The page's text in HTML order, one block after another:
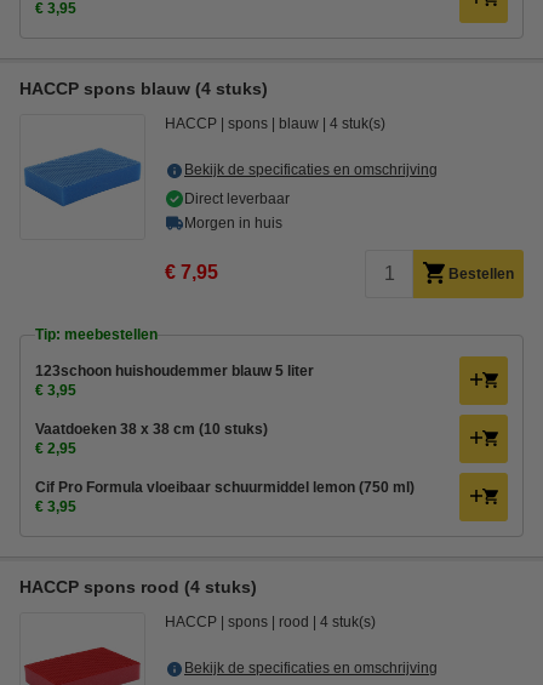
€ 3,95
HACCP spons blauw (4 stuks)
HACCP spons blauw 4 stuk(s)
Bekijk de specificaties en omschrijving
Direct leverbaar
Morgen in huis
€ 7,95 Bestellen
Tip: meebestellen
123schoon huishoudemmer blauw 5 liter
€ 3,95
Vaatdoeken 38 x 38 cm (10 stuks)
€ 2,95
Cif Pro Formula vloeibaar schuurmiddel lemon (750 ml)
€ 3,95
HACCP spons rood (4 stuks)
HACCP spons rood 4 stuk(s)
Bekijk de specificaties en omschrijving